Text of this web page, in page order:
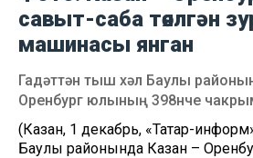
савыт-саба төялгән
машинасы янган
Гадәттән тыш хәл Баулы
Оренбург юлының 398нче
(Казан, 1 декабрь, «Татар-
Баулы районында Казан –